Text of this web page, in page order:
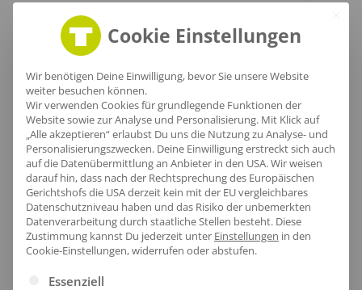
Produktinfo
Artikel-Nr.:NE81003
Geschlecht:Damen
Armlänge:Kurzarm
Obermaterial:100% Baumwolle
Grammatur:155 g/m²
Cookie Einstellungen
Wir benötigen Deine Einwilligung, bevor Sie unsere Website
weiter besuchen können.
Wir verwenden Cookies für grundlegende Funktionen der
Website sowie zur Analyse und Personalisierung. Mit Klick auf
„Alle akzeptieren“ erlaubst Du uns die Nutzung zu Analyse- und
Personalisierungszwecken. Deine Einwilligung erstreckt sich auch
auf die Datenübermittlung an Anbieter in den USA. Wir weisen
darauf hin, dass nach der Rechtsprechung des Europäischen
Gerichtshofs die USA derzeit kein mit der EU vergleichbares
Datenschutzniveau haben und das Risiko der unbemerkten
Datenverarbeitung durch staatliche Stellen besteht. Diese
Zustimmung kannst Du jederzeit unter Einstellungen in den
Cookie-Einstellungen, widerrufen oder abstufen.
Es folgt eine Liste der Service-Gruppen, für die eine
Essenziell